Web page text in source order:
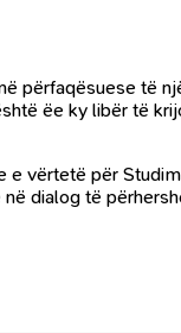
përfaqësuese të
ëe ky libër të
vërtetë për
dialog të